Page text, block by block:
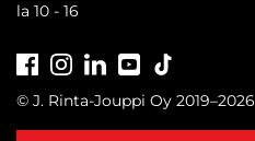
la 10 - 16
FacebookInstagramLinkedInYoutube
© J. Rinta-Jouppi Oy 2019–2026